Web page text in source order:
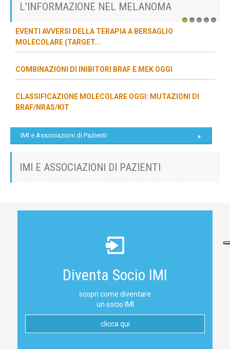
L'INFORMAZIONE NEL MELANOMA
EVENTI AVVERSI DELLA TERAPIA A BERSAGLIO
MOLECOLARE (TARGET...
COMBINAZIONI DI INIBITORI BRAF E MEK OGGI
CLASSIFICAZIONE MOLECOLARE OGGI: MUTAZIONI DI
BRAF/NRAS/KIT
IMI e Associazioni di Pazienti
IMI E ASSOCIAZIONI DI PAZIENTI
Diventa Socio IMI
scopri come diventare
un socio IMI
clicca qui